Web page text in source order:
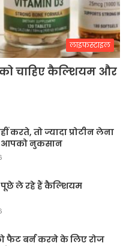
लाइफस्टाइल
चाहिए कैल्शियम और
करते, तो ज्यादा प्रोटीन लेना
आपको नुकसान
पूछे ले रहे हैं कैल्शियम
फैट बर्न करने के लिए रोज